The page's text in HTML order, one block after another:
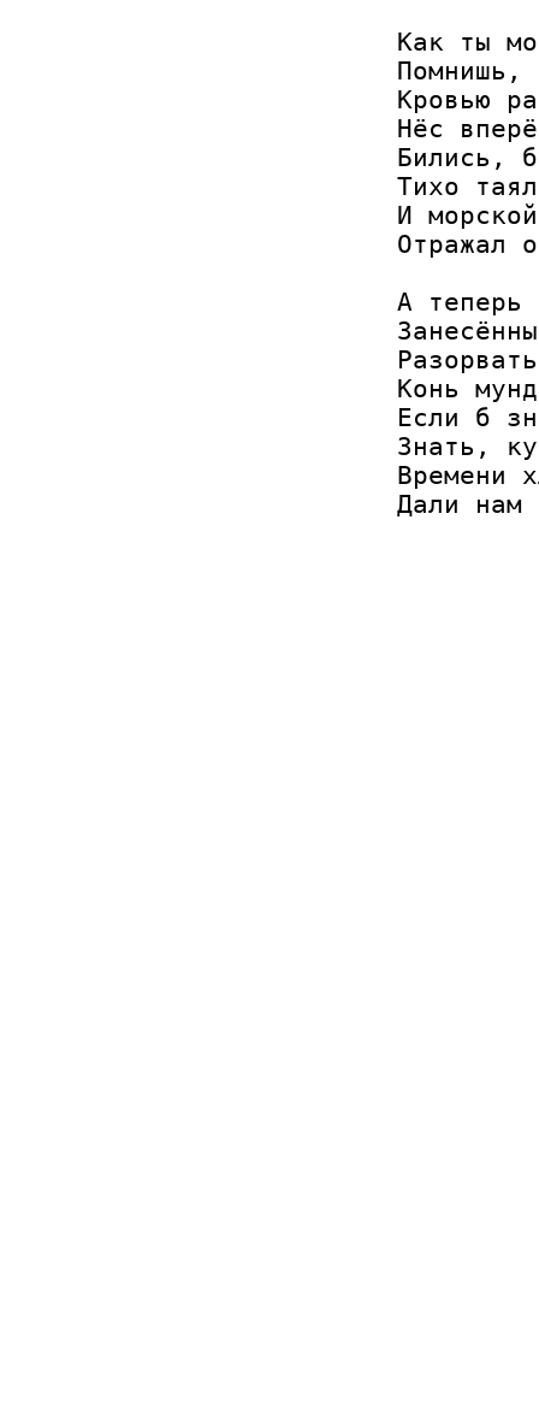
Как ты
Помнишь,
Кровью
Нёс
Бились,
Тихо
И
Отражал
А теперь
Конь
Если б
Знать,
Времени